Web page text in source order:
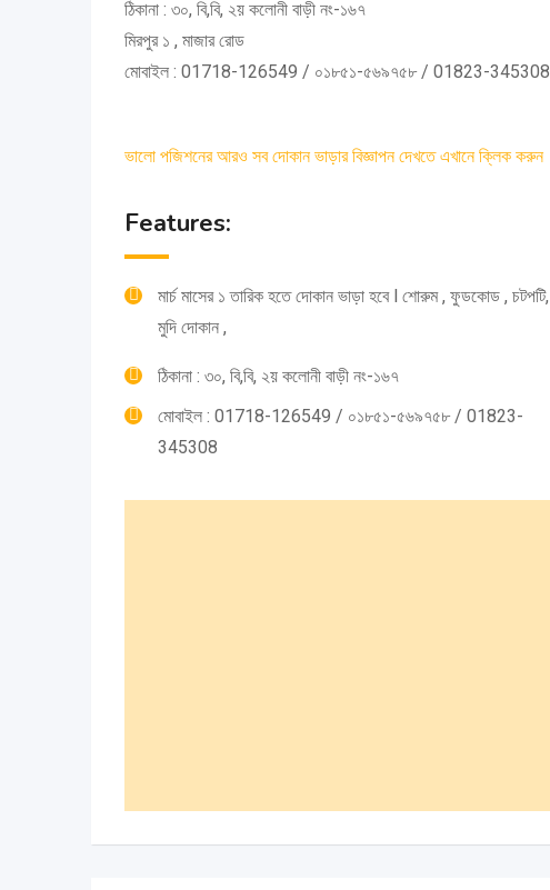
ঠিকানা : ৩০, বি,বি, ২য় কলোনী বাড়ী নং-১৬৭
মিরপুর ১ , মাজার রোড
মোবাইল : 01718-126549 / ০১৮৫১-৫৬৯৭৫৮ / 01823-345308
ভালো পজিশনের আরও সব দোকান ভাড়ার বিজ্ঞাপন দেখতে এখানে ক্লিক করুন
Features:
মার্চ মাসের ১ তারিক হতে দোকান ভাড়া হবে l শোরুম , ফুডকোড , চটপটি,
মুদি দোকান ,
ঠিকানা : ৩০, বি,বি, ২য় কলোনী বাড়ী নং-১৬৭
মোবাইল : 01718-126549 / ০১৮৫১-৫৬৯৭৫৮ / 01823-
345308